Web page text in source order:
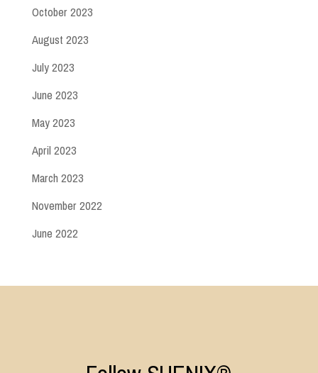
October 2023
August 2023
July 2023
June 2023
May 2023
April 2023
March 2023
November 2022
June 2022